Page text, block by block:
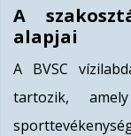
A
alapjai
A BVSC
tartozik,